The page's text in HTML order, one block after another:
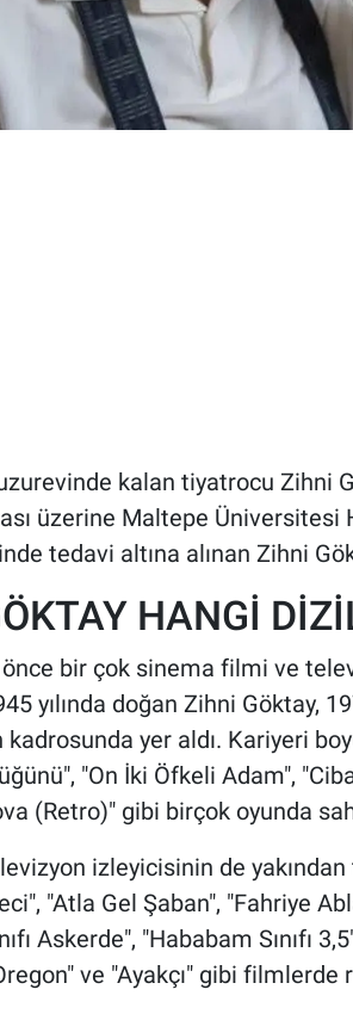
kalan tiyatrocu Zihni
üzerine Maltepe Üniversitesi
tedavi altına alınan Zihni
HANGİ
bir çok sinema filmi ve
yılında doğan Zihni Göktay,
kadrosunda yer aldı. Kariyeri
"On İki Öfkeli Adam",
(Retro)" gibi birçok oyunda
izleyicisinin de yakından
"Atla Gel Şaban", "Fahriye
Askerde", "Hababam Sınıfı
ve "Ayakçı" gibi filmlerde